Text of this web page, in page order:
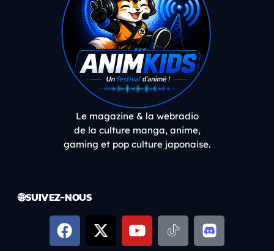
Le magazine & la webradio
de la culture manga, anime,
gaming et pop culture japonaise.
🌐 SUIVEZ-NOUS